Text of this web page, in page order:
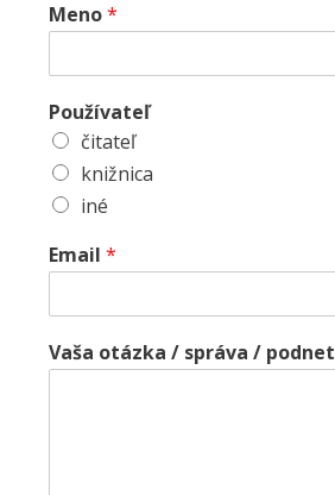
Meno*
Používateľ
čitateľ
knižnica
iné
Email *
Vaša otázka / správa / podnet